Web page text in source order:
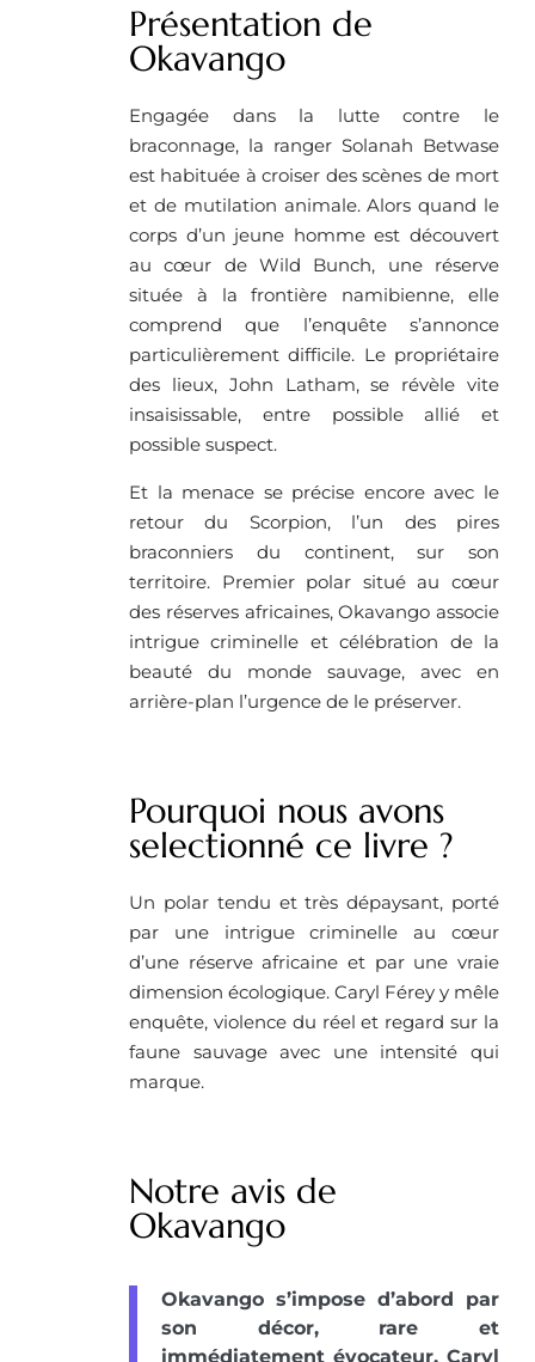
Présentation de
Okavango
Engagée dans la lutte contre le
braconnage, la ranger Solanah Betwase
est habituée à croiser des scènes de mort
et de mutilation animale. Alors quand le
corps d’un jeune homme est découvert
au cœur de Wild Bunch, une réserve
située à la frontière namibienne, elle
comprend que l’enquête s’annonce
particulièrement difficile. Le propriétaire
des lieux, John Latham, se révèle vite
insaisissable, entre possible allié et
possible suspect.
Et la menace se précise encore avec le
retour du Scorpion, l’un des pires
braconniers du continent, sur son
territoire. Premier polar situé au cœur
des réserves africaines, Okavango associe
intrigue criminelle et célébration de la
beauté du monde sauvage, avec en
arrière-plan l’urgence de le préserver.
Pourquoi nous avons
selectionné ce livre ?
Un polar tendu et très dépaysant, porté
par une intrigue criminelle au cœur
d’une réserve africaine et par une vraie
dimension écologique. Caryl Férey y mêle
enquête, violence du réel et regard sur la
faune sauvage avec une intensité qui
marque.
Notre avis de
Okavango
Okavango s’impose d’abord par
son décor, rare et
immédiatement évocateur. Caryl